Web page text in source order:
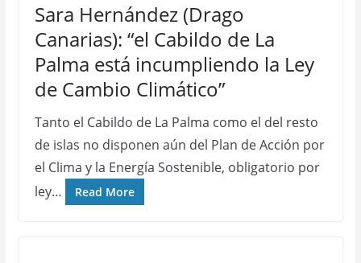
Sara Hernández (Drago
Canarias): “el Cabildo de La
Palma está incumpliendo la Ley
de Cambio Climático”
Tanto el Cabildo de La Palma como el del resto
de islas no disponen aún del Plan de Acción por
el Clima y la Energía Sostenible, obligatorio por
ley…
Read More